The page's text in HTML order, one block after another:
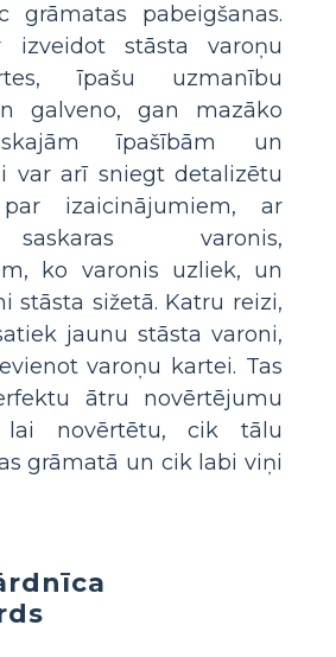
grāmatas pabeigšanas.
izveidot stāsta varoņu
īpašu uzmanību
galveno, gan mazāko
īpašībām un
var arī sniegt detalizētu
izaicinājumiem, ar
varonis,
ko varonis uzliek, un
stāsta sižetā. Katru reizi,
jaunu stāsta varoni,
varoņu kartei. Tas
ātru novērtējumu
lai novērtētu, cik tālu
grāmatā un cik labi viņi